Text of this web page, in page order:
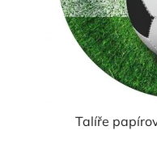
Talíře